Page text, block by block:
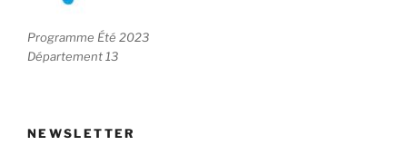
Programme Été 2023
Département 13
NEWSLETTER